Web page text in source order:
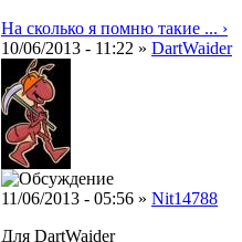
На сколько я помню такие ... ›
10/06/2013 - 11:22 » DartWaider
11/06/2013 - 05:56 » Nit14788
Для DartWaider